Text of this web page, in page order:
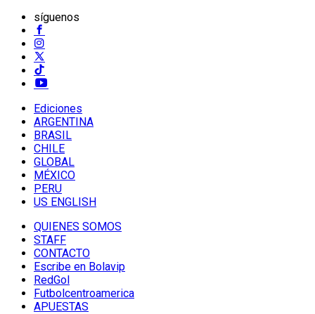
síguenos
Ediciones
ARGENTINA
BRASIL
CHILE
GLOBAL
MÉXICO
PERU
US ENGLISH
QUIENES SOMOS
STAFF
CONTACTO
Escribe en Bolavip
RedGol
Futbolcentroamerica
APUESTAS